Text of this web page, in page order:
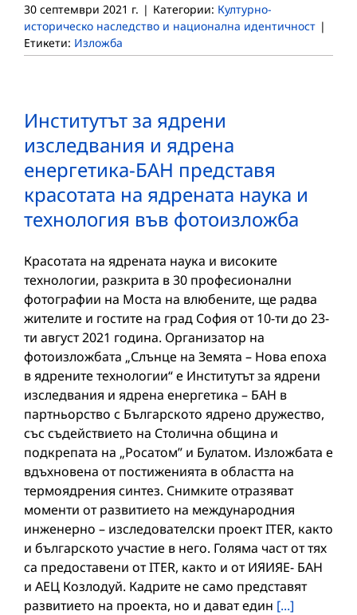
30 септември 2021 г. | Категории: Културно-
историческо наследство и национална идентичност |
Етикети: Изложба
Институтът за ядрени
изследвания и ядрена
енергетика-БАН представя
красотата на ядрената наука и
технология във фотоизложба
Красотата на ядрената наука и високите
технологии, разкрита в 30 професионални
фотографии на Моста на влюбените, ще радва
жителите и гостите на град София от 10-ти до 23-
ти август 2021 година. Организатор на
фотоизложбата „Слънце на Земята – Нова епоха
в ядрените технологии“ е Институтът за ядрени
изследвания и ядрена енергетика – БАН в
партньорство с Българското ядрено дружество,
със съдействието на Столична община и
подкрепата на „Росатом” и Булатом. Изложбата е
вдъхновена от постиженията в областта на
термоядрения синтез. Снимките отразяват
моменти от развитието на международния
инженерно – изследователски проект ITER, както
и българското участие в него. Голяма част от тях
са предоставени от ITER, както и от ИЯИЯЕ- БАН
и АЕЦ Козлодуй. Кадрите не само представят
развитието на проекта, но и дават един [...]